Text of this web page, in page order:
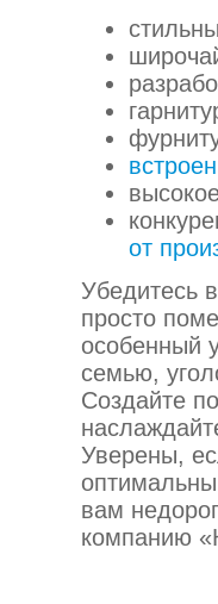
от
Убедитесь
просто
особенный
семью,
Создайте
Уверены,
вам
компанию